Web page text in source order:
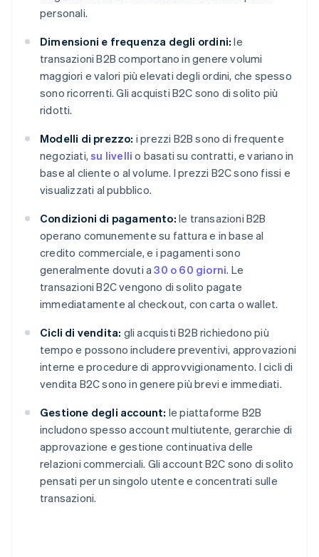
personali.
Dimensioni e frequenza degli ordini: le
transazioni B2B comportano in genere volumi
maggiori e valori più elevati degli ordini, che spesso
sono ricorrenti. Gli acquisti B2C sono di solito più
ridotti.
Modelli di prezzo: i prezzi B2B sono di frequente
negoziati,su livelli o basati su contratti, e variano in
base al cliente o al volume. I prezzi B2C sono fissi e
visualizzati al pubblico.
Condizioni di pagamento: le transazioni B2B
operano comunemente su fattura e in base al
credito commerciale, e i pagamenti sono
generalmente dovuti a30 o 60 giorni. Le
transazioni B2C vengono di solito pagate
immediatamente al checkout, con carta o wallet.
Cicli di vendita: gli acquisti B2B richiedono più
tempo e possono includere preventivi, approvazioni
interne e procedure di approvvigionamento. I cicli di
vendita B2C sono in genere più brevi e immediati.
Gestione degli account: le piattaforme B2B
includono spesso account multiutente, gerarchie di
approvazione e gestione continuativa delle
relazioni commerciali. Gli account B2C sono di solito
pensati per un singolo utente e concentrati sulle
transazioni.